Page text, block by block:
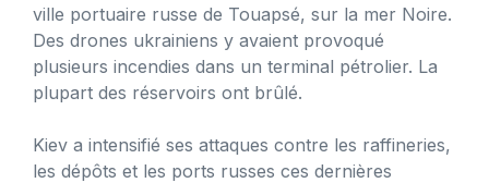
ville portuaire russe de Touapsé, sur la mer Noire.
Des drones ukrainiens y avaient provoqué
plusieurs incendies dans un terminal pétrolier. La
plupart des réservoirs ont brûlé.
Kiev a intensifié ses attaques contre les raffineries,
les dépôts et les ports russes ces dernières